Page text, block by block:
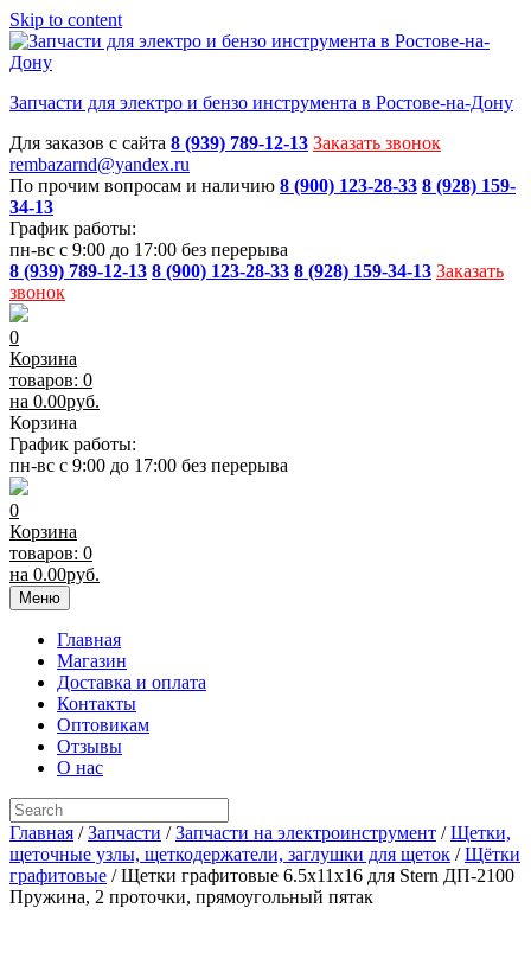
Skip to content
Запчасти для электро и бензо инструмента в Ростове-на-Дону
Для заказов с сайта 8 (939) 789-12-13 Заказать звонок
rembazarnd@yandex.ru
По прочим вопросам и наличию 8 (900) 123-28-33 8 (928) 159-
34-13
График работы:
пн-вс с 9:00 до 17:00 без перерыва
8 (939) 789-12-13 8 (900) 123-28-33 8 (928) 159-34-13 Заказать
звонок
0
Корзина
товаров: 0
на 0.00руб.
Корзина
График работы:
пн-вс с 9:00 до 17:00 без перерыва
0
Корзина
товаров: 0
на 0.00руб.
Меню
Главная
Магазин
Доставка и оплата
Контакты
Оптовикам
Отзывы
О нас
Главная /Запчасти /Запчасти на электроинструмент /Щетки,
щеточные узлы, щеткодержатели, заглушки для щеток /Щётки
графитовые / Щетки графитовые 6.5х11х16 для Stern ДП-2100
Пружина, 2 проточки, прямоугольный пятак